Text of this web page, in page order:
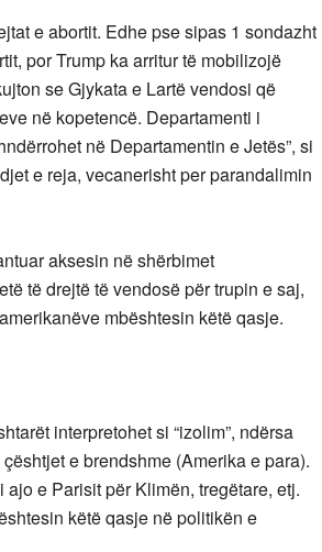
e abortit. Edhe pse sipas 1 sondazht
por Trump ka arritur të mobilizojë
se Gjykata e Lartë vendosi që
në kopetencë. Departamenti i
në Departamentin e Jetës”, si
e reja, vecanerisht per parandalimin
aksesin në shërbimet
të drejtë të vendosë për trupin e saj,
mbështesin këtë qasje.
interpretohet si “izolim”, ndërsa
e brendshme (Amerika e para).
e Parisit për Klimën, tregëtare, etj.
këtë qasje në politikën e